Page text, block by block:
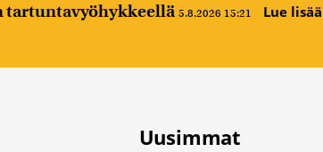
tartuntavyöhykkeellä 5.8.2026 15:21 Lue lisää
Uusimmat